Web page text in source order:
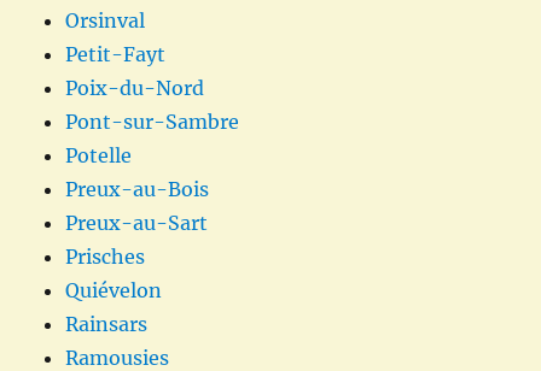
Orsinval
Petit-Fayt
Poix-du-Nord
Pont-sur-Sambre
Potelle
Preux-au-Bois
Preux-au-Sart
Prisches
Quiévelon
Rainsars
Ramousies